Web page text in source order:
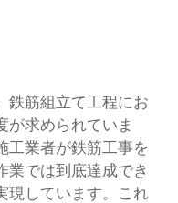
鉄筋組立て工程にお
が求められていま
工業者が鉄筋工事を
業では到底達成でき
現しています。これ